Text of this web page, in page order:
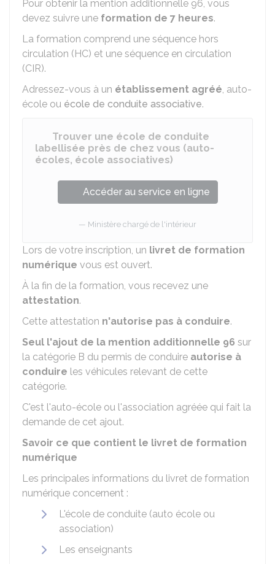
Pour obtenir la mention additionnelle 96, vous
devez suivre une formation de 7 heures.
La formation comprend une séquence hors
circulation (HC) et une séquence en circulation
(CIR).
Adressez-vous à un établissement agréé, auto-
école ou école de conduite associative.
Trouver une école de conduite
labellisée près de chez vous (auto-
écoles, école associatives)
Accéder au service en ligne
Ministère chargé de l'intérieur
Lors de votre inscription, un livret de formation
numérique vous est ouvert.
À la fin de la formation, vous recevez une
attestation.
Cette attestation n'autorise pas à conduire.
Seul l'ajout de la mention additionnelle 96 sur
la catégorie B du permis de conduire autorise à
conduire les véhicules relevant de cette
catégorie.
C'est l'auto-école ou l'association agréée qui fait la
demande de cet ajout.
Savoir ce que contient le livret de formation
numérique
Les principales informations du livret de formation
numérique concernent :
L'école de conduite (auto école ou
association)
Les enseignants